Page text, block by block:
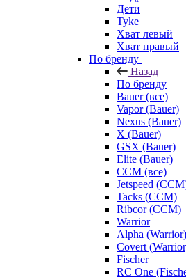
Дети
Tyke
Хват левый
Хват правый
По бренду
Назад
По бренду
Bauer (все)
Vapor (Bauer)
Nexus (Bauer)
X (Bauer)
GSX (Bauer)
Elite (Bauer)
CCM (все)
Jetspeed
Tacks (CCM)
Ribcor (CCM)
Warrior
Alpha (Warrior)
Covert
Fischer
RC One